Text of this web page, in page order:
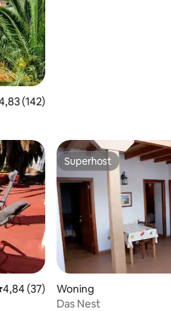
beoordeling van 4,83 op
(142)
beoordeling van 4,84
4,84 (37)
Superhost
Superhost
Woning
Das Nest